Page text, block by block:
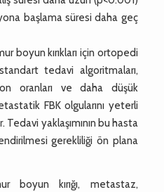
başlama süresi daha geç
boyun kırıkları için ortopedi
tedavi algoritmaları,
oranları ve daha düşük
FBK olgularını yeterli
yaklaşımının bu hasta
gerekliliği ön plana
boyun kırığı, metastaz,